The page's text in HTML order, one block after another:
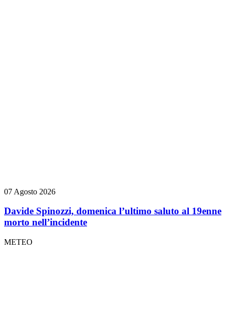
07 Agosto 2026
Davide Spinozzi, domenica l’ultimo saluto al 19enne
morto nell’incidente
METEO